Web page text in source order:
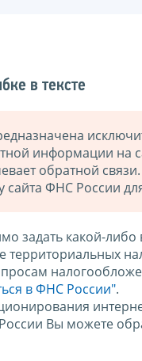
в тексте
информации на
обратной
сайта ФНС России
задать какой-
территориальных
в ФНС России".
Вы можете